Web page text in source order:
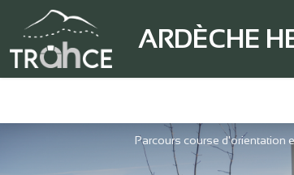
ARDÈCHE